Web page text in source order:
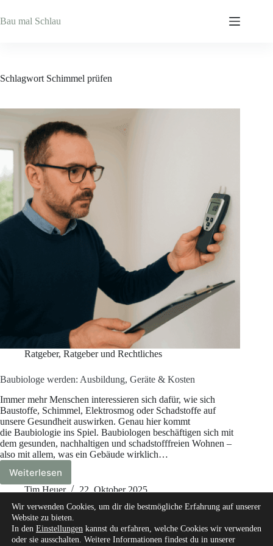
Inhalt
springen
Bau mal Schlau
Schlagwort Schimmel prüfen
Ratgeber, Ratgeber und Rechtliches
Baubiologe werden: Ausbildung, Geräte & Kosten
Immer mehr Menschen interessieren sich dafür, wie sich
Baustoffe, Schimmel, Elektrosmog oder Schadstoffe auf
unsere Gesundheit auswirken. Genau hier kommt
die Baubiologie ins Spiel. Baubiologen beschäftigen sich mit
dem gesunden, nachhaltigen und schadstofffreien Wohnen –
also mit allem, was ein Gebäude wirklich…
Weiterlesen
Baubiologe
werden:
Geräte
&
Kosten
Tim Heuer 22. Oktober 2025
Wir verwenden Cookies, um dir die bestmögliche Erfahrung auf unserer
Website zu bieten.
In den Einstellungen kannst du erfahren, welche Cookies wir verwenden
oder sie ausschalten. Weitere Informationen findest du in unserer